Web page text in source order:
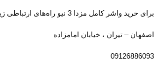
برای خرید واشر کامل مزدا 3 نیو راه‌های ارتباطی زیر اقدام به خرید کنید.
اصفهان – تیران ، خیابان امامزاده
09126886093